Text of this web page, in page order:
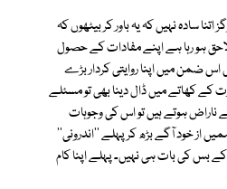
سادہ نہیں کہ یہ باور کر بیٹھوں کہ
ہو رہا ہے اپنے مفادات کے حصول
ضمن میں اپنا روایتی کردار بڑے
کھاتے میں ڈال دینا بھی تو مسئلے
ناراض ہوتے ہیں تو اس کی وجوہات
از خود آگے بڑھ کر پہلے ''اندرونی''
بس کی بات ہی نہیں۔ پہلے اپنا کام